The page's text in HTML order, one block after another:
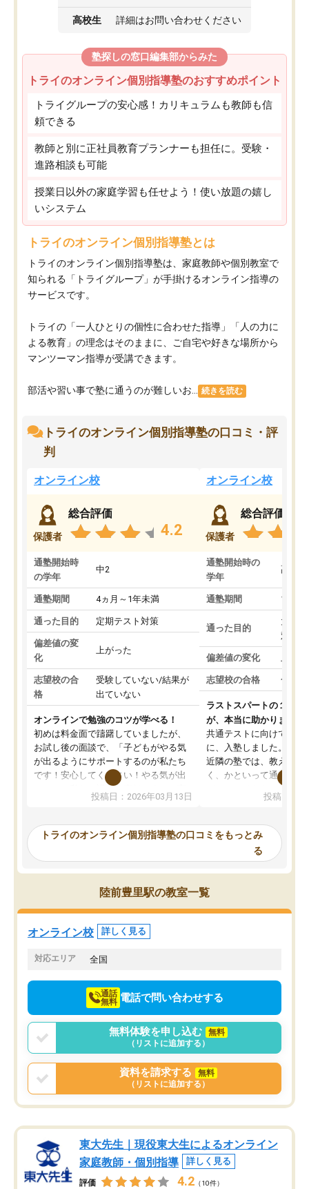
高校生 詳細はお問い合わせください
塾探しの窓口編集部からみた
トライのオンライン個別指導塾のおすすめポイント
トライグループの安心感！カリキュラムも教師も信
頼できる
教師と別に正社員教育プランナーも担任に。受験・
進路相談も可能
授業日以外の家庭学習も任せよう！使い放題の嬉し
いシステム
トライのオンライン個別指導塾とは
トライのオンライン個別指導塾は、家庭教師や個別教室で
知られる「トライグループ」が手掛けるオンライン指導の
サービスです。
トライの「一人ひとりの個性に合わせた指導」「人の力に
よる教育」の理念はそのままに、ご自宅や好きな場所から
マンツーマン指導が受講できます。
部活や習い事で塾に通うのが難しいお... 続きを読む
トライのオンライン個別指導塾の口コミ・評
判
オンライン校
保護者
総合評価
4.2
通塾開始時
の学年
中2
通塾期間 4ヵ月～1年未満
通った目的 定期テスト対策
偏差値の変
化
上がった
志望校の合
格
受験していない/結果が
出ていない
オンラインで勉強のコツが学べる！
初めは料金面で躊躇していましたが、
お試し後の面談で、「子どもがやる気
が出るようにサポートするのが私たち
です！安心してください！やる気が出
ないのは私たち講師の責任です」と言
ってくださり、確かに！と考えて、思
ったんですが、学生の先生から学ぶこ
み、徐々に成績が上がったらいいなと
思っていました。何が今足りないのか
を的確に指導いただき、子どももびっ
くりするほど楽しんでやる気を持って
塾を受けています。狙い通り、少しず
つ成績も上がり、苦手意識も無くなっ
てきたので、さらに苦手な数学も追加
でお願いしました。来年の高校受験に
投稿日：2026年03月13日
オンライン校
保護者
総合評価
通塾開始時の
学年
高3
通塾期間 1～3
通った目的
大学
対策
偏差値の変化 上が
志望校の合格 合格
ラストスパートの１か月
が、本当に助かりました
共通テストに向けての追
に、入塾しました。田舎
近隣の塾では、教えても
く、かといって通うには
可能なので本当に助か
らないところをピンポイ
頂いて、とてもわかり
していました。一生を
スト、多少お金がかかっ
思い切って入塾してよか
投稿日：
トライのオンライン個別指導塾の口コミをもっとみ
る
陸前豊里駅の教室一覧
オンライン校 詳しく見る
対応エリア 全国
通話
無料 電話で問い合わせする
無料体験を申し込む
無料
（リストに追加する）
資料を請求する
無料
（リストに追加する）
東大先生｜現役東大生によるオンライン
家庭教師・個別指導
詳しく見る
評価 4.2 （10件）